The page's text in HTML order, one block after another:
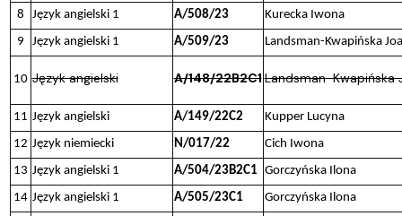
8
Język angielski 1 A/508/23
Kurecka Iwona
9
Język angielski 1 A/509/23 Landsman-Kwapińska
10 Język angielski A/148/22B2C1Landsman-Kwapińska
11 Język angielski A/149/22C2
Kupper Lucyna
12 Język niemiecki N/017/22
Cich Iwona
13 Język angielski 1 A/504/23B2C1 Gorczyńska Ilona
14 Język angielski 1 A/505/23C1
Gorczyńska Ilona